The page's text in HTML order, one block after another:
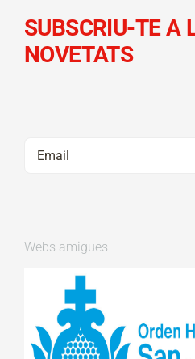
SUBSCRIU-TE A
NOVETATS
Webs amigues